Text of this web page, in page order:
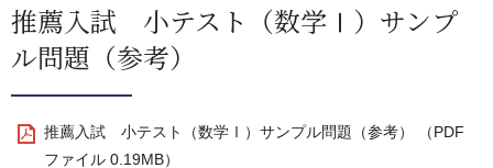
推薦入試 小テスト（数学Ⅰ）サンプ
ル問題（参考）
推薦入試 小テスト（数学Ⅰ）サンプル問題（参考） （PDF
ファイル 0.19MB）